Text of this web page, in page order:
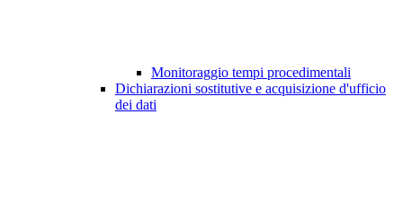
Monitoraggio tempi procedimentali
Dichiarazioni sostitutive e acquisizione d'ufficio
dei dati